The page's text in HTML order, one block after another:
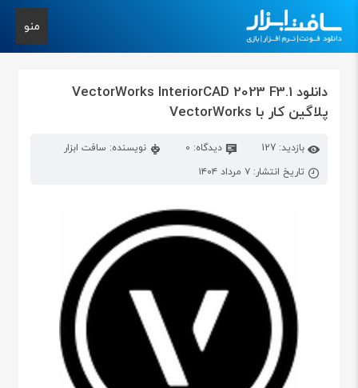
منو
دانلود VectorWorks InteriorCAD 2023 F3.1
پلاگین کار با VectorWorks
بازدید: 127 دیدگاه: 0
نویسنده: سافت ابزار
تاریخ انتشار: ۷ مرداد ۱۴۰۴